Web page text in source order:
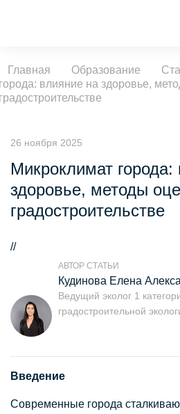
Главная Образование
влияние на здоровье,
26 ноября 2025
Микроклимат города:
здоровье, методы
градостроительстве
//
АВТОР СТАТЬИ
Кудинова Елена
Ведущий эколог 1
градостроительной
Введение
Современные города